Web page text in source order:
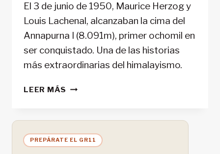
El 3 de junio de 1950, Maurice Herzog y
Louis Lachenal, alcanzaban la cima del
Annapurna I (8.091m), primer ochomil en
ser conquistado. Una de las historias
más extraordinarias del himalayismo.
LEER MÁS 75
1950:
PRIMER
OCHOMIL.
PREPÁRATE EL GR11